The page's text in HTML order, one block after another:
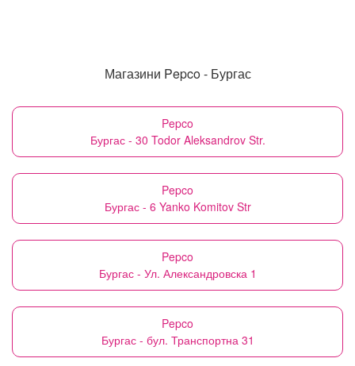
Магазини Pepco - Бургас
Pepco
Бургас - 30 Todor Aleksandrov Str.
Pepco
Бургас - 6 Yanko Komitov Str
Pepco
Бургас - Ул. Александровска 1
Pepco
Бургас - бул. Транспортна 31